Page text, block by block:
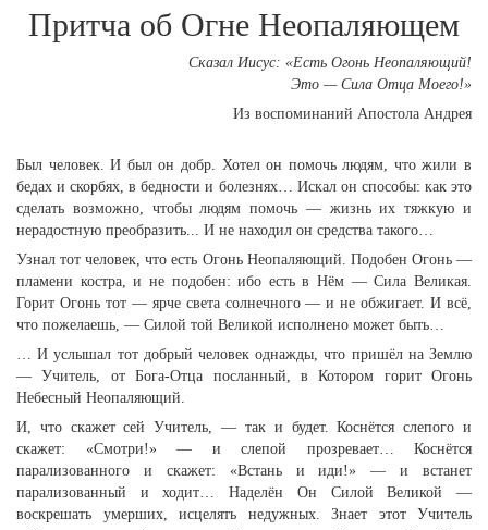
Притча об Огне Неопаляющем
Сказал Иисус: «Есть Огонь Неопаляющий!
Это — Сила Отца Моего!»
Из воспоминаний Апостола Андрея
Был человек. И был он добр. Хотел он помочь людям, что жили в
бедах и скорбях, в бедности и болезнях… Искал он способы: как это
сделать возможно, чтобы людям помочь — жизнь их тяжкую и
нерадостную преобразить... И не находил он средства такого…
Узнал тот человек, что есть Огонь Неопаляющий. Подобен Огонь —
пламени костра, и не подобен: ибо есть в Нём — Сила Великая.
Горит Огонь тот — ярче света солнечного — и не обжигает. И всё,
что пожелаешь, — Силой той Великой исполнено может быть…
… И услышал тот добрый человек однажды, что пришёл на Землю
— Учитель, от Бога-Отца посланный, в Котором горит Огонь
Небесный Неопаляющий.
И, что скажет сей Учитель, — так и будет. Коснётся слепого и
скажет: «Смотри!» — и слепой прозревает… Коснётся
парализованного и скажет: «Встань и иди!» — и встанет
парализованный и ходит… Наделён Он Силой Великой —
воскрешать умерших, исцелять недужных. Знает этот Учитель